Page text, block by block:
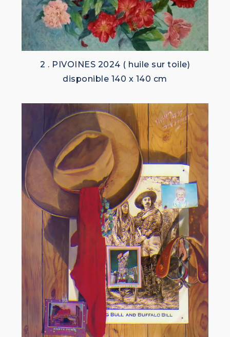
2 . PIVOINES 2024 ( huile sur toile)
disponible 140 x 140 cm